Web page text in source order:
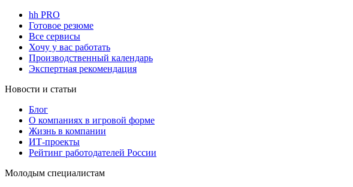
hh PRO
Готовое резюме
Все сервисы
Хочу у вас работать
Производственный календарь
Экспертная рекомендация
Новости и статьи
Блог
О компаниях в игровой форме
Жизнь в компании
ИТ-проекты
Рейтинг работодателей России
Молодым специалистам